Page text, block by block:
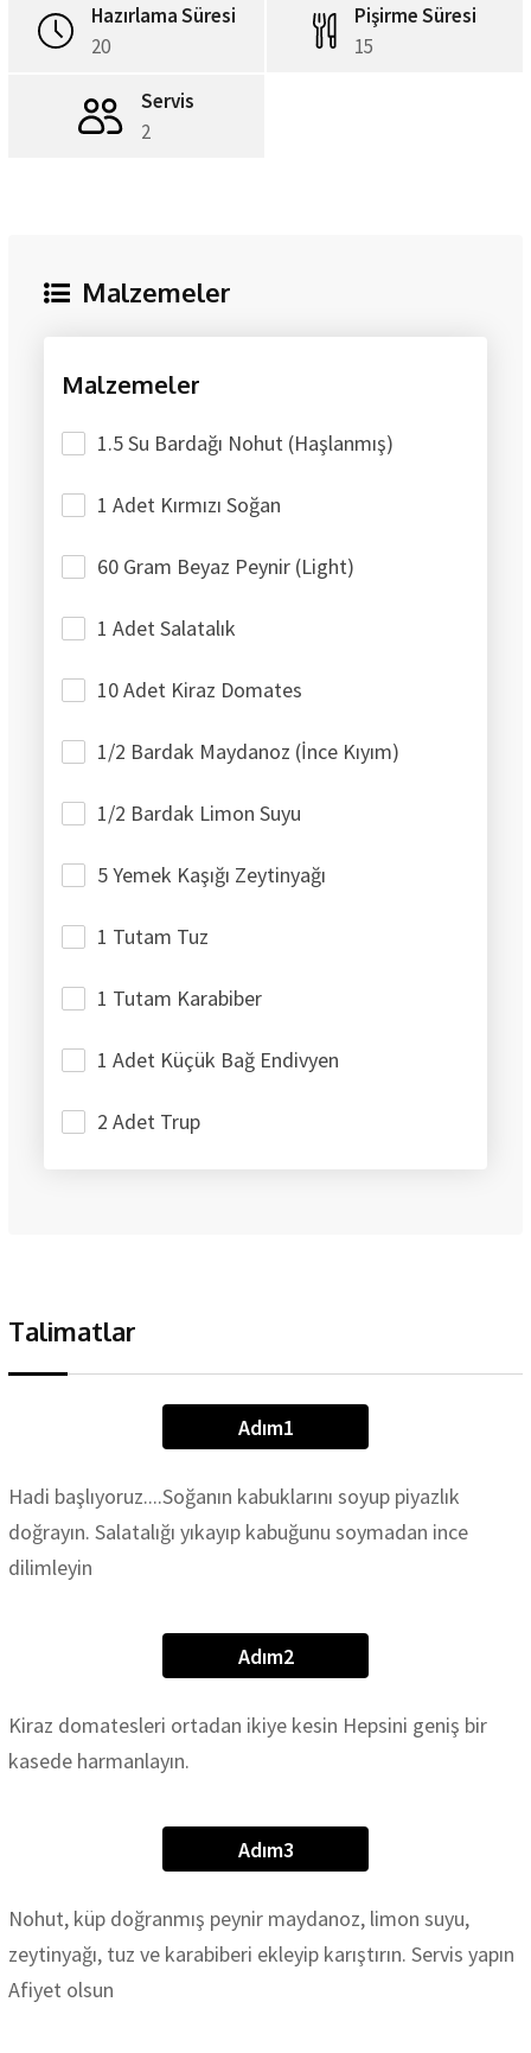
Hazırlama Süresi
20
Pişirme Süresi
15
Servis
2
Malzemeler
Malzemeler
1.5 Su Bardağı Nohut (Haşlanmış)
1 Adet Kırmızı Soğan
60 Gram Beyaz Peynir (Light)
1 Adet Salatalık
10 Adet Kiraz Domates
1/2 Bardak Maydanoz (İnce Kıyım)
1/2 Bardak Limon Suyu
5 Yemek Kaşığı Zeytinyağı
1 Tutam Tuz
1 Tutam Karabiber
1 Adet Küçük Bağ Endivyen
2 Adet Trup
Talimatlar
Adım1
Hadi başlıyoruz....Soğanın kabuklarını soyup piyazlık
doğrayın. Salatalığı yıkayıp kabuğunu soymadan ince
dilimleyin
Adım2
Kiraz domatesleri ortadan ikiye kesin Hepsini geniş bir
kasede harmanlayın.
Adım3
Nohut, küp doğranmış peynir maydanoz, limon suyu,
zeytinyağı, tuz ve karabiberi ekleyip karıştırın. Servis yapın
Afiyet olsun